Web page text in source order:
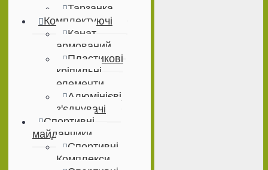
Тарзанка
Комплектуючі
Канат
армований
Пластикові
кріпильні
елементи
Алюмінієві
з'єднувачі
Спортивні
майданчики
Спортивні
Комплекси